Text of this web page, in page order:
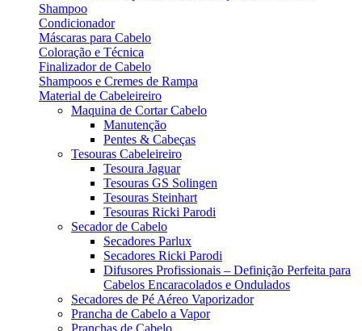
Shampoo
Condicionador
Máscaras para Cabelo
Coloração e Técnica
Finalizador de Cabelo
Shampoos e Cremes de Rampa
Material de Cabeleireiro
Maquina de Cortar Cabelo
Manutenção
Pentes & Cabeças
Tesouras Cabeleireiro
Tesoura Jaguar
Tesouras GS Solingen
Tesouras Steinhart
Tesouras Ricki Parodi
Secador de Cabelo
Secadores Parlux
Secadores Ricki Parodi
Difusores Profissionais – Definição Perfeita para
Cabelos Encaracolados e Ondulados
Secadores de Pé Aéreo Vaporizador
Prancha de Cabelo a Vapor
Pranchas de Cabelo